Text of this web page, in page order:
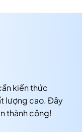
kiến thức
lượng cao. Đây
thành công!